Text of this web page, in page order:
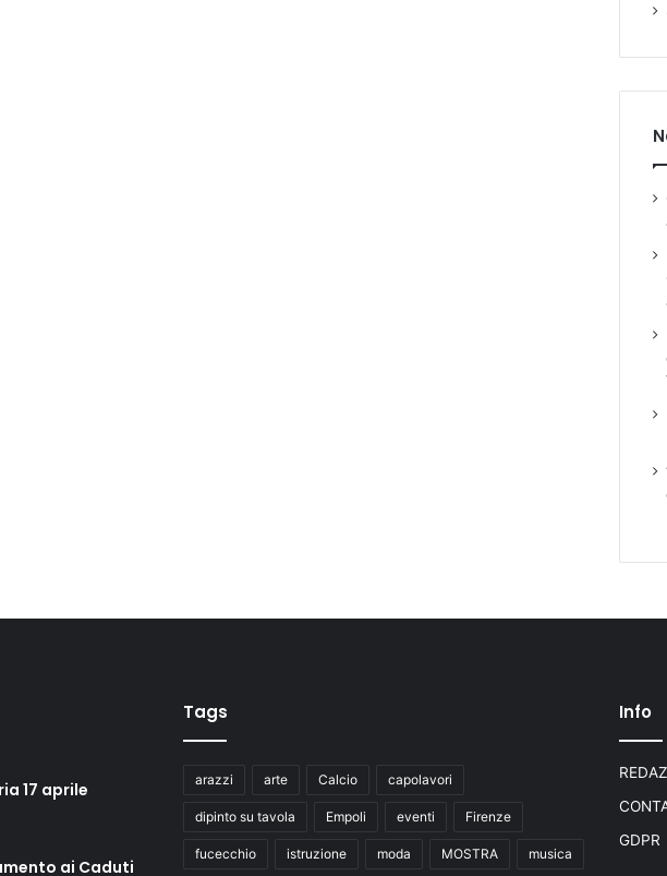
17 aprile
ai Caduti
Tags
arazzi arte Calcio capolavori
dipinto su tavola Empoli eventi Firenze
fucecchio istruzione moda MOSTRA musica
Info
GDPR